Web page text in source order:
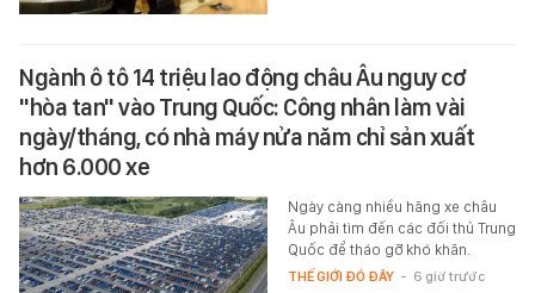
Ngành ô tô 14 triệu lao động châu Âu nguy cơ
"hòa tan" vào Trung Quốc: Công nhân làm vài
ngày/tháng, có nhà máy nửa năm chỉ sản xuất
hơn 6.000 xe
Ngày càng nhiều hãng xe châu
Âu phải tìm đến các đối thủ Trung
Quốc để tháo gỡ khó khăn.
THẾ GIỚI ĐÓ ĐÂY - 6 giờ trước